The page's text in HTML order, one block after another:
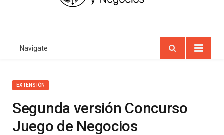
Navigate
EXTENSIÓN
Segunda versión Concurso
Juego de Negocios